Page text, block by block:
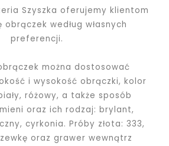
Szyszka oferujemy klientom
według własnych
preferencji.
można dostosować
i wysokość obrączki, kolor
różowy, a także sposób
oraz ich rodzaj: brylant,
cyrkonia. Próby złota: 333,
oraz grawer wewnątrz